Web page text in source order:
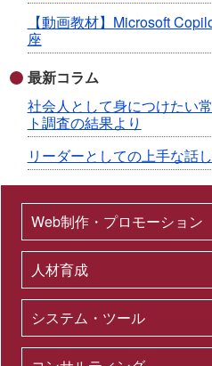
【動画教材】Microsoft
座
最新コラム
社会人として身につけたい
ト調査の結果より
リーダーとしての上手な話
Web制作・プロモーション
人材育成
システム・ツール